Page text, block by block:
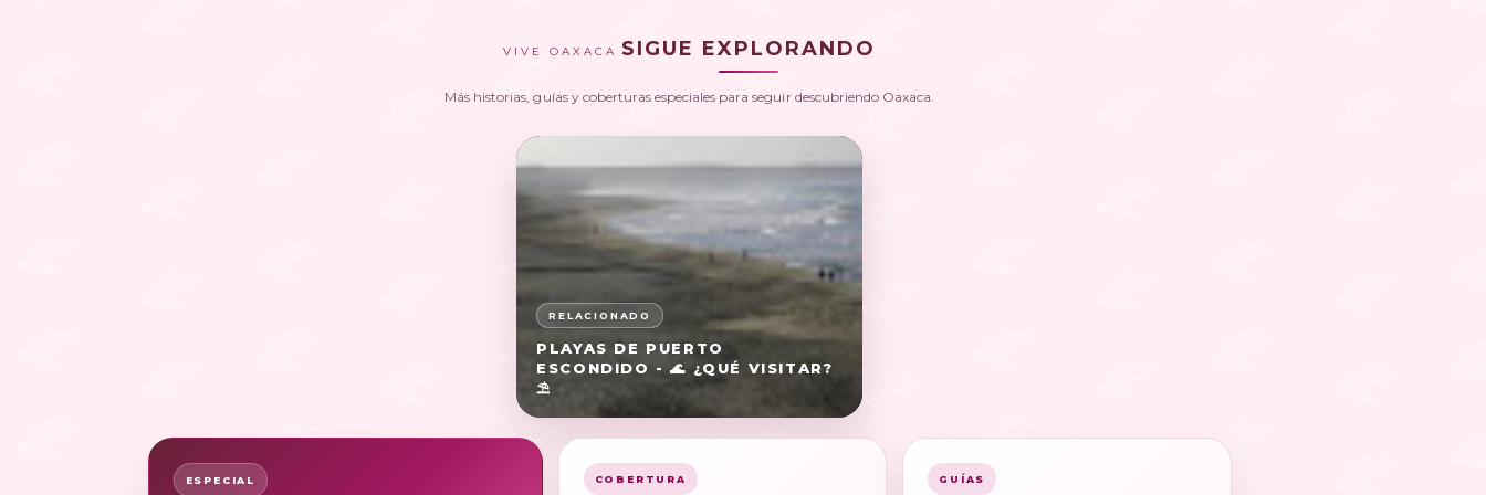
VIVE OAXACA SIGUE EXPLORANDO
Más historias, guías y coberturas especiales para seguir descubriendo Oaxaca.
PLAYAS DE PUERTO
ESCONDIDO - 🌊 ¿QUÉ VISITAR?
⛱️
ESPECIAL COBERTURA GUÍAS